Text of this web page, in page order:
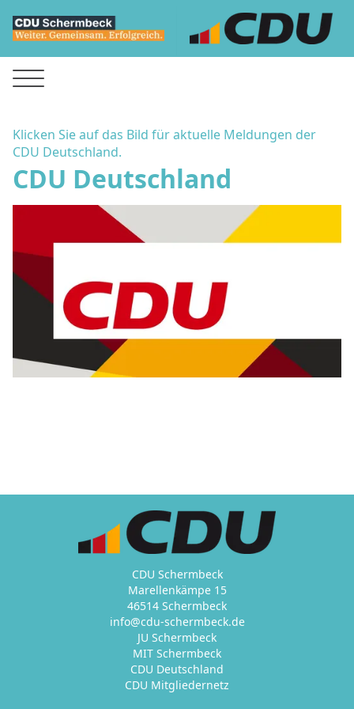
Klicken Sie auf das Bild für aktuelle Meldungen der
CDU Deutschland.
CDU Deutschland
CDU Schermbeck
Marellenkämpe 15
46514 Schermbeck
info@cdu-schermbeck.de
JU Schermbeck
MIT Schermbeck
CDU Deutschland
CDU Mitgliedernetz